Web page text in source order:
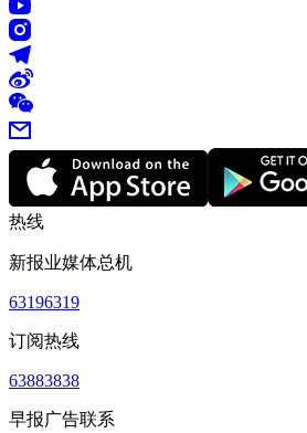
热线
新报业媒体总机
63196319
订阅热线
63883838
早报广告联系